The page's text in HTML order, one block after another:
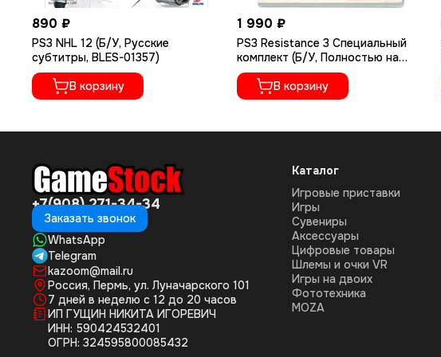
890 ₽
PS3 NHL 12 (Б/У, Русские
субтитры, BLES-01357)
В корзину
1 990 ₽
PS3 Resistance 3 Специальный
комплект (Б/У, Полностью на
русском языке, BCES-01118)
В корзину
+7(908) 271-34-34
Заказать звонок
WhatsApp
Telegram
kazoom@mail.ru
Россия, Пермь, ул. Луначарского 101
7 дней в неделю с 12 до 20 часов
ИП ГУЩИН НИКИТА ИГОРЕВИЧ
ИНН: 590424532401
ОГРН: 324595800085432
Каталог
Игровые приставки
Игры
Сувениры
Аксессуары
Цифровые товары
Шлемы и очки VR
Игры на двоих
Фототехника
MOZA